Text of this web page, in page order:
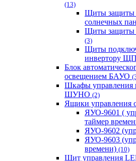
(13)
Щиты защиты
солнечных
Щиты защиты
(3)
Щиты
инвертору
Блок
освещением БАУО
Шкафы управления
ШУНО (2)
Ящики управления
ЯУО-9601 (
таймер
ЯУО-9602
ЯУО-9603
времени) (10)
Щит управления